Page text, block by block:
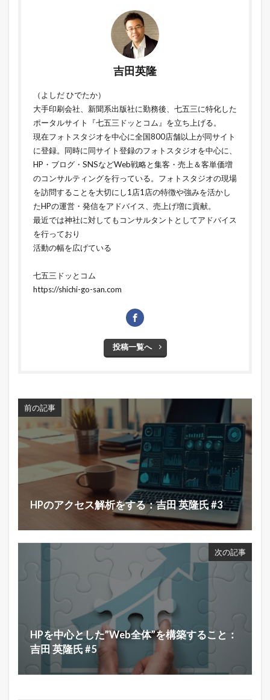
吉田英隆
（よしだ ひでたか）
大手印刷会社、新聞系出版社に勤務後、七五三に特化した
ポータルサイト『七五三ドッとコム』を立ち上げる。
現在フォトスタジオを中心に全国800店舗以上が同サイト
に登録。同時に同サイト登録のフォトスタジオを中心に、
HP・ブログ・SNSなどWeb戦略と集客・売上＆客単価増
のコンサルティングを行っている。フォトスタジオの現場
を訪問することを大切にし1店1店の特徴や強みを活かし
たHPの運営・発信をアドバイス、売上げ増に貢献。
最近では神社に対してもコンサルタントとしてアドバイス
を行っており
活動の幅を広げている
七五三ドッとコム
https://shichi-go-san.com
投稿一覧へ
前の記事
HPのアクセス解析をする：吉田 英隆氏 #3
次の記事
HPを中心とした”Web全体”を構築すること：
吉田 英隆氏 #5